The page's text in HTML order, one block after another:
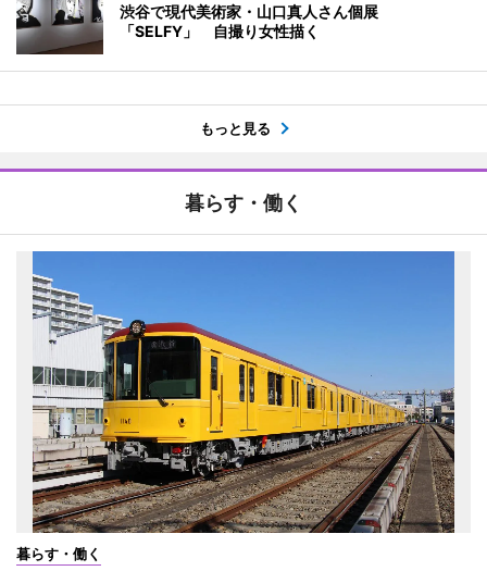
渋谷で現代美術家・山口真人さん個展
「SELFY」 自撮り女性描く
もっと見る
暮らす・働く
暮らす・働く